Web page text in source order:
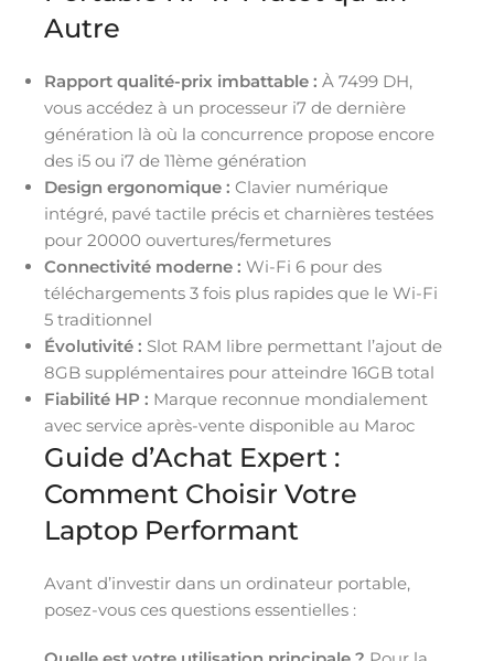
Autre
Rapport qualité-prix imbattable : À 7499 DH,
vous accédez à un processeur i7 de dernière
génération là où la concurrence propose encore
des i5 ou i7 de 11ème génération
Design ergonomique : Clavier numérique
intégré, pavé tactile précis et charnières testées
pour 20000 ouvertures/fermetures
Connectivité moderne : Wi-Fi 6 pour des
téléchargements 3 fois plus rapides que le Wi-Fi
5 traditionnel
Évolutivité : Slot RAM libre permettant l’ajout de
8GB supplémentaires pour atteindre 16GB total
Fiabilité HP : Marque reconnue mondialement
avec service après-vente disponible au Maroc
Guide d’Achat Expert :
Comment Choisir Votre
Laptop Performant
Avant d’investir dans un ordinateur portable,
posez-vous ces questions essentielles :